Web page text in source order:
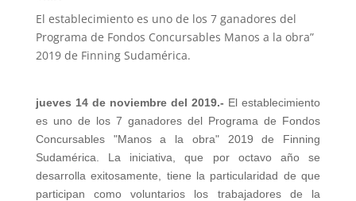
El establecimiento es uno de los 7 ganadores del
Programa de Fondos Concursables Manos a la obra”
2019 de Finning Sudamérica.
jueves 14 de noviembre del 2019.- El establecimiento
es uno de los 7 ganadores del Programa de Fondos
Concursables "Manos a la obra" 2019 de Finning
Sudamérica. La iniciativa, que por octavo año se
desarrolla exitosamente, tiene la particularidad de que
participan como voluntarios los trabajadores de la